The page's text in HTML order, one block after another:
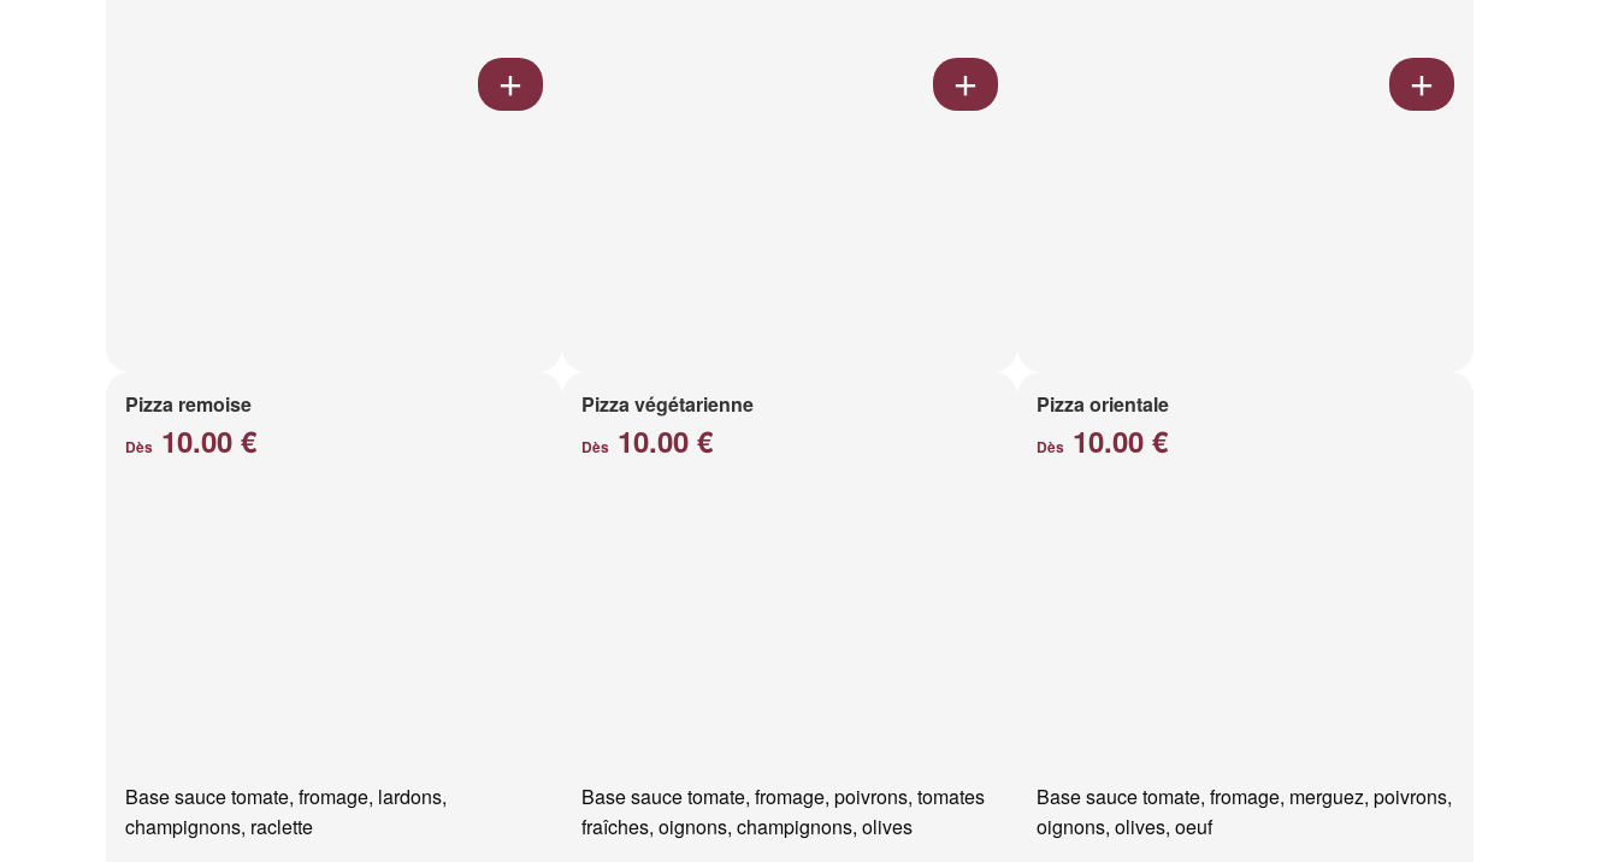
Pizza remoise
Dès 10.00 €
Base sauce tomate, fromage, lardons,
champignons, raclette
Pizza végétarienne
Dès10.00 €
Base sauce tomate, fromage, poivrons, tomates
fraîches, oignons, champignons, olives
Pizza orientale
Dès 10.00 €
Base sauce tomate, fromage, merguez, poivrons,
oignons, olives, oeuf